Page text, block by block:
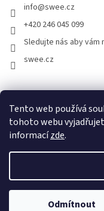
Tento web používá
tohoto webu
informacízde.
Odmítnout
info@swee.cz
+420 246 045 099
Sledujte nás aby vám
swee.cz
Copyright 2026